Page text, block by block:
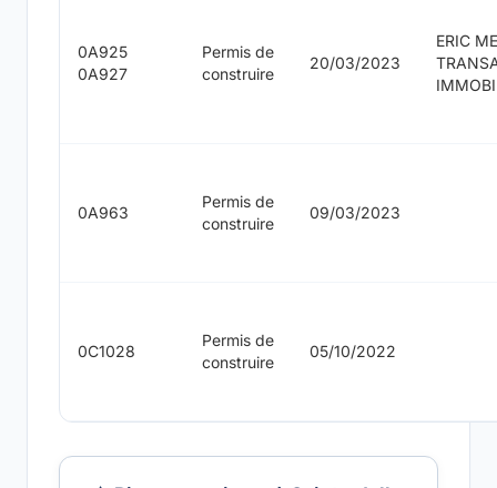
0A925
0A927
Permis de
construire
20/03/2023
ERIC
0A963
Permis de
construire
09/03/2023
0C1028
Permis de
construire
05/10/2022